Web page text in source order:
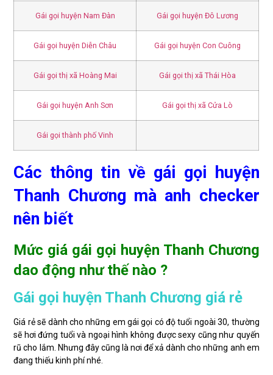
Gái gọi huyện Nam Đàn Gái gọi huyện Đô Lương
Gái gọi huyện Diễn Châu Gái gọi huyện Con Cuông
Gái gọi thị xã Hoàng Mai Gái gọi thị xã Thái Hòa
Gái gọi huyện Anh Sơn Gái gọi thị xã Cửa Lò
Gái gọi thành phố Vinh
Các thông tin về gái gọi huyện
Thanh Chương mà anh checker
nên biết
Mức giá gái gọi huyện Thanh Chương
dao động như thế nào ?
Gái gọi huyện Thanh Chương giá rẻ
Giá rẻ sẽ dành cho những em gái gọi có độ tuổi ngoài 30, thường
sẽ hơi đứng tuổi và ngoại hình không được sexy cũng như quyến
rũ cho lắm. Nhưng đây cũng là nơi để xả dành cho những anh em
đang thiếu kinh phí nhé.